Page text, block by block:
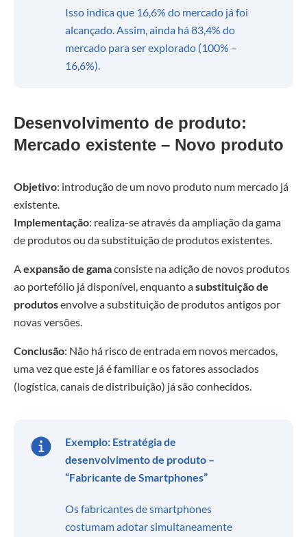
Isso indica que 16,6% do mercado já foi
alcançado. Assim, ainda há 83,4% do
mercado para ser explorado (100% –
16,6%).
Desenvolvimento de produto:
Mercado existente – Novo produto
Objetivo: introdução de um novo produto num mercado já
existente.
Implementação: realiza-se através da ampliação da gama
de produtos ou da substituição de produtos existentes.
Aexpansão de gamaconsiste na adição de novos produtos
ao portefólio já disponível, enquanto asubstituição de
produtosenvolve a substituição de produtos antigos por
novas versões.
Conclusão: Não há risco de entrada em novos mercados,
uma vez que este já é familiar e os fatores associados
(logística, canais de distribuição) já são conhecidos.
Exemplo: Estratégia de
desenvolvimento de produto –
“Fabricante de Smartphones”
Os fabricantes de smartphones
costumam adotar simultaneamente